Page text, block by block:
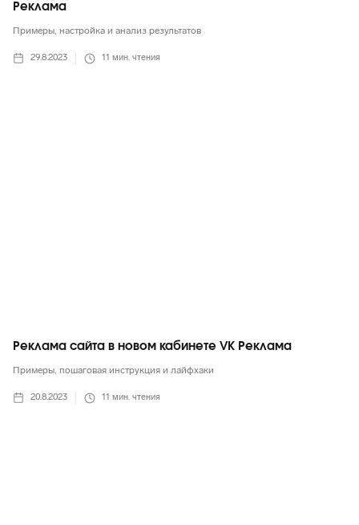
Реклама
Примеры, настройка и анализ результатов
29.8.2023 11 мин. чтения
Реклама сайта в новом кабинете VK Реклама
Примеры, пошаговая инструкция и лайфхаки
20.8.2023 11 мин. чтения